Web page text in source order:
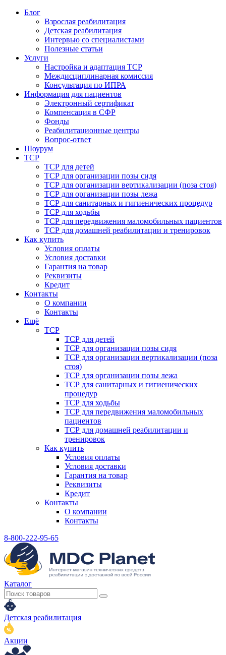
Блог
Взрослая реабилитация
Детская реабилитация
Интервью со специалистами
Полезные статьи
Услуги
Настройка и адаптация ТСР
Междисциплинарная комиссия
Консультация по ИПРА
Информация для пациентов
Электронный сертификат
Компенсация в СФР
Фонды
Реабилитационные центры
Вопрос-ответ
Шоурум
ТСР
ТСР для детей
ТСР для организации позы сидя
ТСР для организации вертикализации (поза стоя)
ТСР для организации позы лежа
ТСР для санитарных и гигиенических процедур
ТСР для ходьбы
ТСР для передвижения маломобильных пациентов
ТСР для домашней реабилитации и тренировок
Как купить
Условия оплаты
Условия доставки
Гарантия на товар
Реквизиты
Кредит
Контакты
О компании
Контакты
Ещё
ТСР
ТСР для детей
ТСР для организации позы сидя
ТСР для организации вертикализации (поза
стоя)
ТСР для организации позы лежа
ТСР для санитарных и гигиенических
процедур
ТСР для ходьбы
ТСР для передвижения маломобильных
пациентов
ТСР для домашней реабилитации и
тренировок
Как купить
Условия оплаты
Условия доставки
Гарантия на товар
Реквизиты
Кредит
Контакты
О компании
Контакты
8-800-222-95-65
Каталог
Детская реабилитация
Акции